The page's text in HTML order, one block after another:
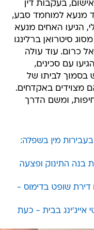
בעקבות דין
מנעא למוחמד סבע,
הגיעו האחים מנעא
סיטרואן ברלינגו
כרום. עוד עולה
עם סכינים,
בסמוך לביתו של
מצוידים באקדחים.
ומשם הדרך
מין בשפלה:
בנה התינוק ופצעה
דירת שופט בדימוס -
אייג'ינג בבית - כעת